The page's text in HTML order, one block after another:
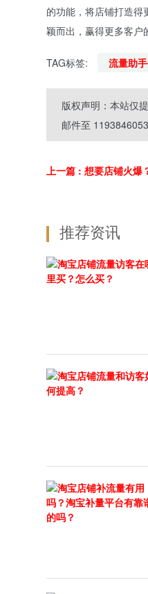
的功能，将店铺打造
颖而出，赢得更多客户
TAG标签: 流量助
版权声明：本站仅
邮件至
上一篇 : 想要店铺火爆
推荐资讯